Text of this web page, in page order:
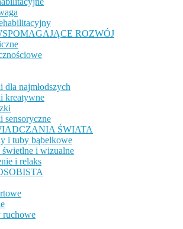
ROZWÓJ
dla najmłodszych
kreatywne
sensoryczne
ŚWIATA
i tuby bąbelkowe
świetlne i wizualne
i relaks
ruchowe